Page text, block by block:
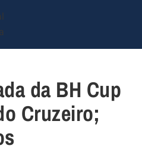
da BH Cup
Cruzeiro;